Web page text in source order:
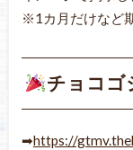
※1カ月だけなど
チョコゴ
➡https://